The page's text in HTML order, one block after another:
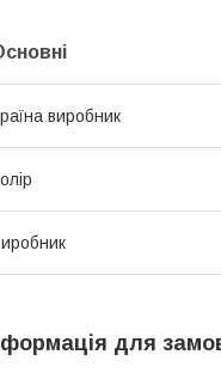
виробник
для